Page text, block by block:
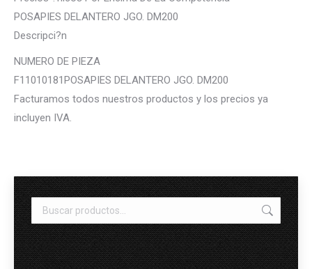
POSAPIES DELANTERO JGO. DM200
Descripci?n
NUMERO DE PIEZA
F11010181POSAPIES DELANTERO JGO. DM200
Facturamos todos nuestros productos y los precios ya
incluyen IVA.